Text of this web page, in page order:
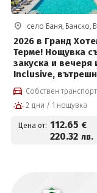
село Баня, Банско,
2026 в Гранд
Терме! Нощувка
закуска и вечеря
Inclusive,
външни басейни с
минерална вода,
Park Therme, Уелнес
деца до 12г
Собствен транспорт
2 дни / 1 нощувка
Цена от: 112.65 €
220.32 лв.